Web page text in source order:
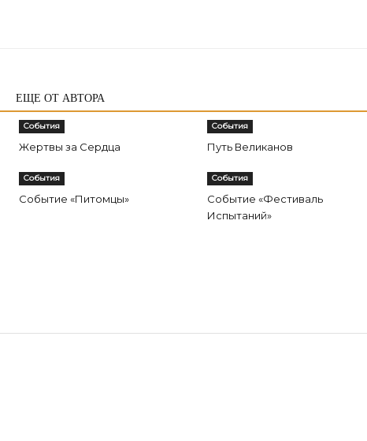
ЕЩЕ ОТ АВТОРА
События
Жертвы за Сердца
События
Путь Великанов
События
Событие «Питомцы»
События
Событие «Фестиваль
Испытаний»